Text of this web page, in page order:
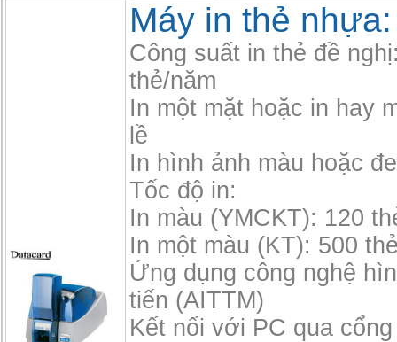
Máy in thẻ
Công suất in thẻ đề
thẻ/năm
In một mặt hoặc in hay
lề
In hình ảnh màu hoặc
Tốc độ in:
In màu (YMCKT): 120
In một màu (KT): 500
Ứng dụng công nghệ
tiến (AITTM)
Kết nối với PC qua